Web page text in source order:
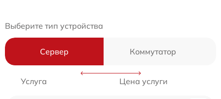
Выберите тип устройства
Сервер Коммутатор
Услуга Цена услуги